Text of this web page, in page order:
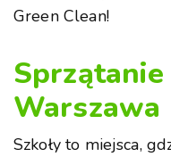
Green Clean!
Warszawa
Szkoły to miejsca,